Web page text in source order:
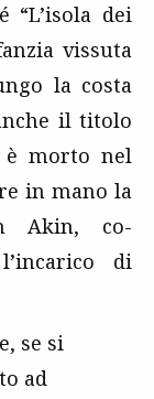
“L’isola dei
vissuta
la costa
il titolo
è morto nel
in mano la
Akin, co-
di
se si
ad